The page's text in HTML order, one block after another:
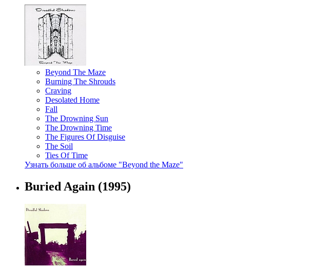
Beyond The Maze
Burning The Shrouds
Craving
Desolated Home
Fall
The Drowning Sun
The Drowning Time
The Figures Of Disguise
The Soil
Ties Of Time
Узнать больше об альбоме "Beyond the Maze"
Buried Again (1995)